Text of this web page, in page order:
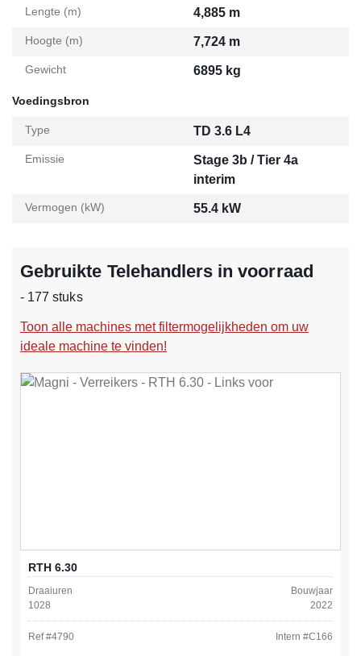
Lengte (m) 4,885 m
Hoogte (m) 7,724 m
Gewicht 6895 kg
Voedingsbron
Type TD 3.6 L4
Emissie
Stage 3b / Tier 4a
interim
Vermogen (kW) 55.4 kW
Gebruikte Telehandlers in voorraad
- 177 stuks
Toon alle machines met filtermogelijkheden om uw
ideale machine te vinden!
RTH 6.30
Draaiuren
1028
Bouwjaar
2022
Ref #4790 Intern #C166